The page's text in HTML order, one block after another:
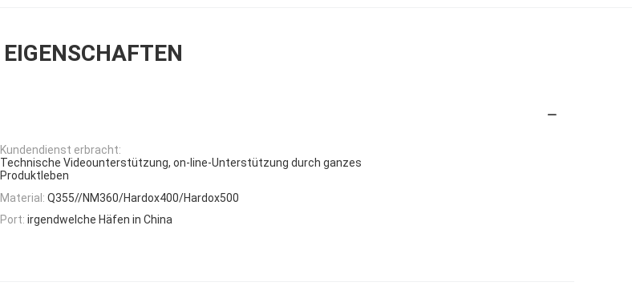
EIGENSCHAFTEN
Kundendienst erbracht:
Technische Videounterstützung, on-line-Unterstützung durch ganzes
Produktleben
Material: Q355//NM360/Hardox400/Hardox500
Port: irgendwelche Häfen in China